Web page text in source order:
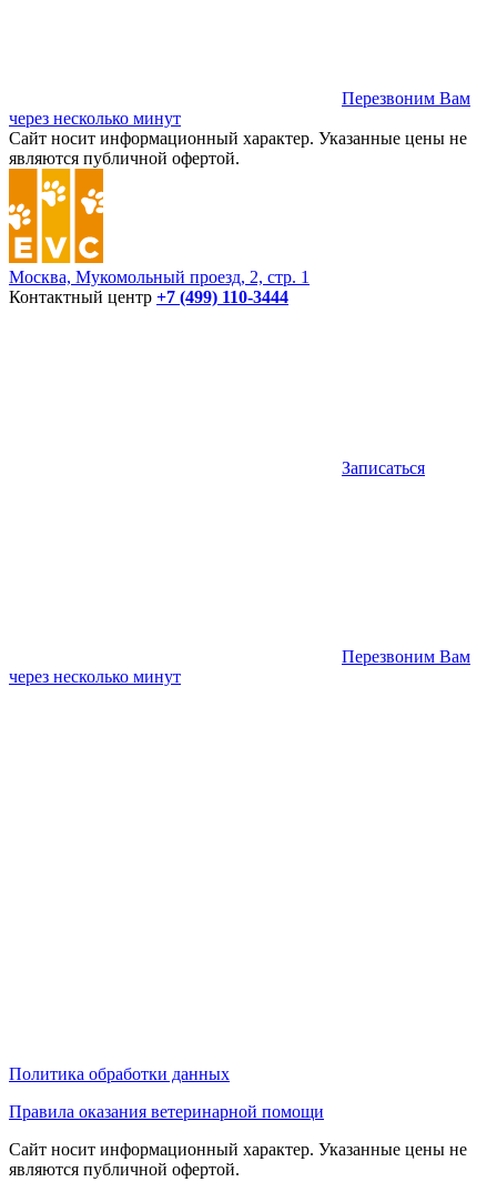
Перезвоним Вам
через несколько минут
Сайт носит информационный характер. Указанные цены не
являются публичной офертой.
Москва, Мукомольный проезд, 2, стр. 1
Контактный центр +7 (499) 110-3444
Записаться
Перезвоним Вам
через несколько минут
Политика обработки данных
Правила оказания ветеринарной помощи
Сайт носит информационный характер. Указанные цены не
являются публичной офертой.